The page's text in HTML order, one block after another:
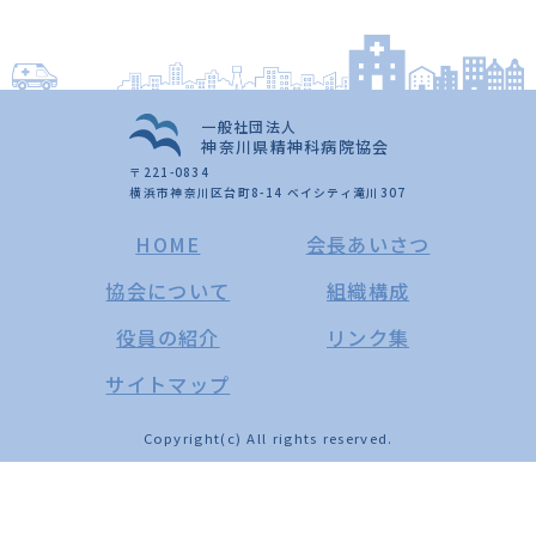
一般社団法人
神奈川県精神科病院協会
〒221-0834
横浜市神奈川区台町8-14 ベイシティ滝川307
HOME
会長あいさつ
協会について
組織構成
役員の紹介
リンク集
サイトマップ
Copyright(c) All rights reserved.